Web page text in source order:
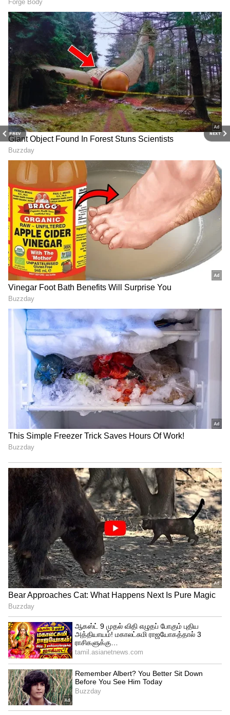
PREV NEXT
உறிஞ்சிவிடும். கிளம்பும் போதே மேப் ஆன்
செய்து, 'டிராஃபிக் இல்லாத மாற்றுப் பாதை'
(Alternative Route) வழியாகச் சென்றால்
நேரமும் மிச்சம், எரிபொருளும் மிச்சம்.
Related Articles
உங்க பழைய பைக் அதிக பெட்ரோல்
குடிக்குதா? மைலேஜை 'எகிற' வைக்க 5
சீக்ரெட் டிப்ஸ்
சுட்டெரிக்கும் வெயில்: உங்கள்
வாகனத்தை "கூல்" ஆக வைத்திருக்க
இதோ 10 வழிகள்!
Image Credit : Getty
தேவையில்லாத பாரம்!
நம்மில் பலர் காரின் டிக்கியிலோ அல்லது
பைக்கின் பாக்ஸிலோ தேவையில்லாத
பழைய பொருட்கள், ஹெல்மெட்டுகள், டூல்
பாக்ஸ்களை அப்படியே போட்டு
வைத்திருப்போம். வண்டியின் எடை கூடக்
கூட, இன்ஜினுக்கு அதிக லோடு ஏற்பட்டு
பெட்ரோல் குடிப்பது அதிகரிக்கும்.
வண்டியை லைட்டாக வையுங்கள்,
மைலேஜை அள்ளுங்கள்!